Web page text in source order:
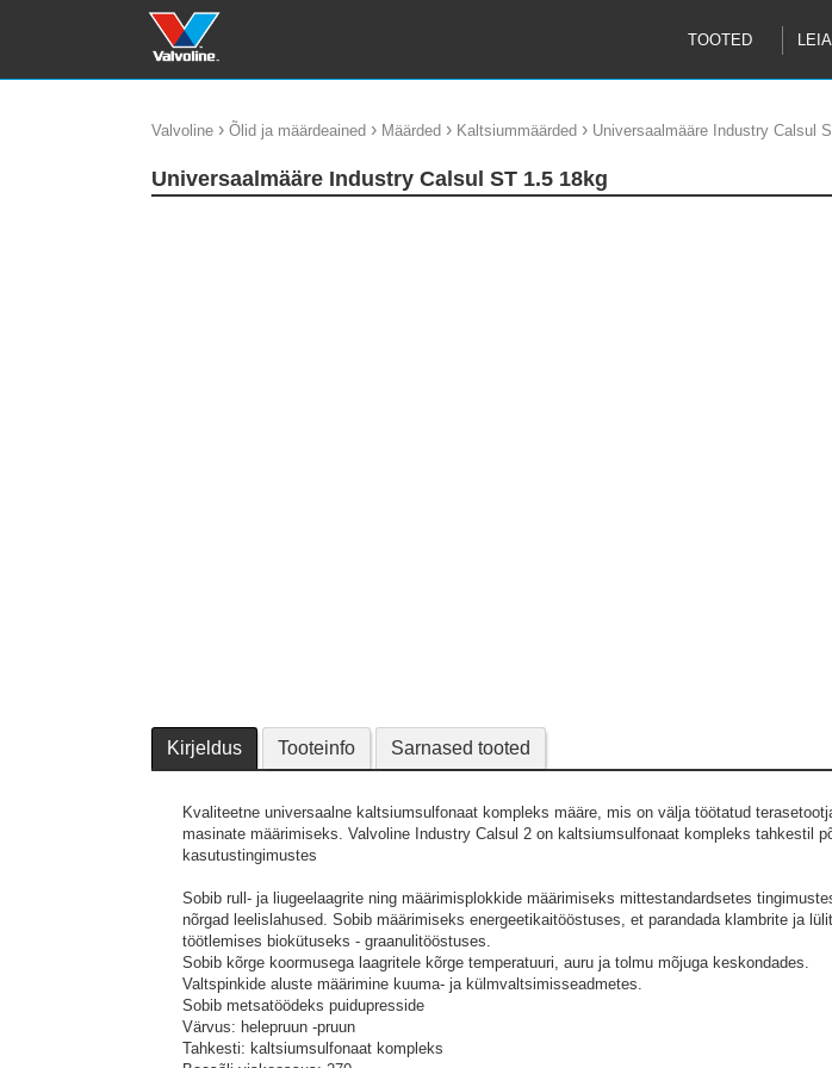
TOOTED
Valvoline › Õlid ja määrdeained › Määrded › Kaltsiummäärded › Universaalmääre Industry Calsul
Universaalmääre Industry Calsul ST 1.5 18kg
Kirjeldus Tooteinfo Sarnased tooted
Kvaliteetne universaalne kaltsiumsulfonaat kompleks määre, mis on välja töötatud
masinate määrimiseks. Valvoline Industry Calsul 2 on kaltsiumsulfonaat kompleks tahkestil
kasutustingimustes
Sobib rull- ja liugeelaagrite ning määrimisplokkide määrimiseks mittestandardsetes
nõrgad leelislahused. Sobib määrimiseks energeetikaitööstuses, et parandada klambrite ja
töötlemises biokütuseks - graanulitööstuses.
Sobib kõrge koormusega laagritele kõrge temperatuuri, auru ja tolmu mõjuga keskondades.
Valtspinkide aluste määrimine kuuma- ja külmvaltsimisseadmetes.
Sobib metsatöödeks puidupresside
Värvus: helepruun -pruun
Tahkesti: kaltsiumsulfonaat kompleks